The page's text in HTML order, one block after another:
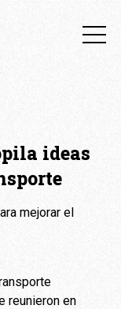
ideas
reunieron en